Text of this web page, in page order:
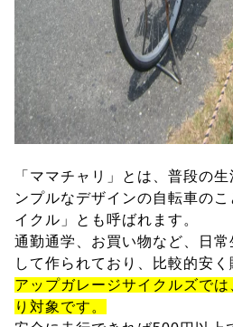
「ママチャリ」とは、普段の
ンプルなデザインの自転車の
イクル」とも呼ばれます。
通勤通学、お買い物など、日
して作られており、比較的安く
アップガレージサイクルズで
り対象です。